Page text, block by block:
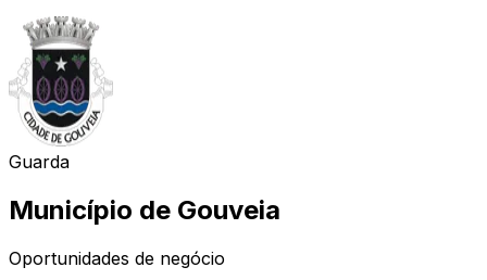
Guarda
Município de Gouveia
Oportunidades de negócio